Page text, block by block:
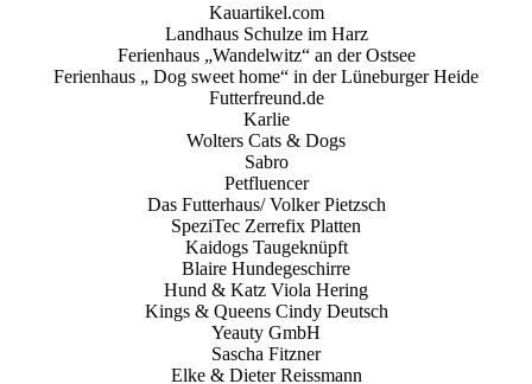
Kauartikel.com
Landhaus Schulze im Harz
Ferienhaus „Wandelwitz“ an der Ostsee
Ferienhaus „ Dog sweet home“ in der Lüneburger Heide
Futterfreund.de
Karlie
Wolters Cats & Dogs
Sabro
Petfluencer
Das Futterhaus/ Volker Pietzsch
SpeziTec Zerrefix Platten
Kaidogs Taugeknüpft
Blaire Hundegeschirre
Hund & Katz Viola Hering
Kings & Queens Cindy Deutsch
Yeauty GmbH
Sascha Fitzner
Elke & Dieter Reissmann